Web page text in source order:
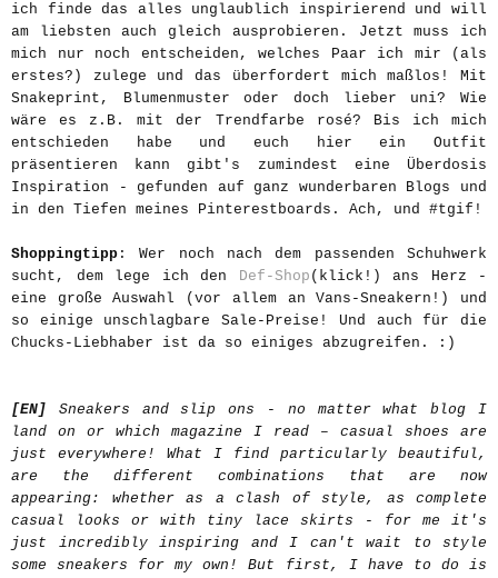
ich finde das alles unglaublich inspirierend und will
am liebsten auch gleich ausprobieren. Jetzt muss ich
mich nur noch entscheiden, welches Paar ich mir (als
erstes?) zulege und das überfordert mich maßlos! Mit
Snakeprint, Blumenmuster oder doch lieber uni? Wie
wäre es z.B. mit der Trendfarbe rosé? Bis ich mich
entschieden habe und euch hier ein Outfit
präsentieren kann gibt's zumindest eine Überdosis
Inspiration - gefunden auf ganz wunderbaren Blogs und
in den Tiefen meines Pinterestboards. Ach, und #tgif!
Shoppingtipp : Wer noch nach dem passenden Schuhwerk
sucht, dem lege ich den Def-Shop (klick!) ans Herz -
eine große Auswahl (vor allem an Vans-Sneakern!) und
so einige unschlagbare Sale-Preise! Und auch für die
Chucks-Liebhaber ist da so einiges abzugreifen. :)
[EN] Sneakers and slip ons - no matter what blog I
land on or which magazine I read – casual shoes are
just everywhere! What I find particularly beautiful,
are the different combinations that are now
appearing: whether as a clash of style, as complete
casual looks or with tiny lace skirts - for me it's
just incredibly inspiring and I can't wait to style
some sneakers for my own! But first, I have to do is